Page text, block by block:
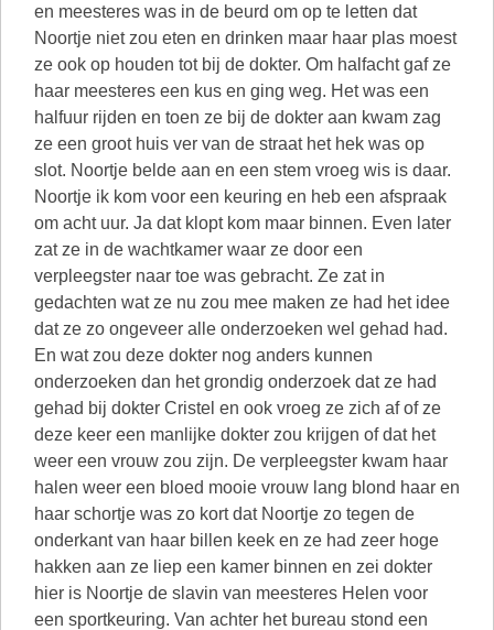
en meesteres was in de beurd om op te letten dat
Noortje niet zou eten en drinken maar haar plas moest
ze ook op houden tot bij de dokter. Om halfacht gaf ze
haar meesteres een kus en ging weg. Het was een
halfuur rijden en toen ze bij de dokter aan kwam zag
ze een groot huis ver van de straat het hek was op
slot. Noortje belde aan en een stem vroeg wis is daar.
Noortje ik kom voor een keuring en heb een afspraak
om acht uur. Ja dat klopt kom maar binnen. Even later
zat ze in de wachtkamer waar ze door een
verpleegster naar toe was gebracht. Ze zat in
gedachten wat ze nu zou mee maken ze had het idee
dat ze zo ongeveer alle onderzoeken wel gehad had.
En wat zou deze dokter nog anders kunnen
onderzoeken dan het grondig onderzoek dat ze had
gehad bij dokter Cristel en ook vroeg ze zich af of ze
deze keer een manlijke dokter zou krijgen of dat het
weer een vrouw zou zijn. De verpleegster kwam haar
halen weer een bloed mooie vrouw lang blond haar en
haar schortje was zo kort dat Noortje zo tegen de
onderkant van haar billen keek en ze had zeer hoge
hakken aan ze liep een kamer binnen en zei dokter
hier is Noortje de slavin van meesteres Helen voor
een sportkeuring. Van achter het bureau stond een